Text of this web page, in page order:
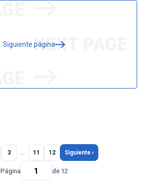
Siguiente página
3 … 11 12 Siguiente ›
Página de 12